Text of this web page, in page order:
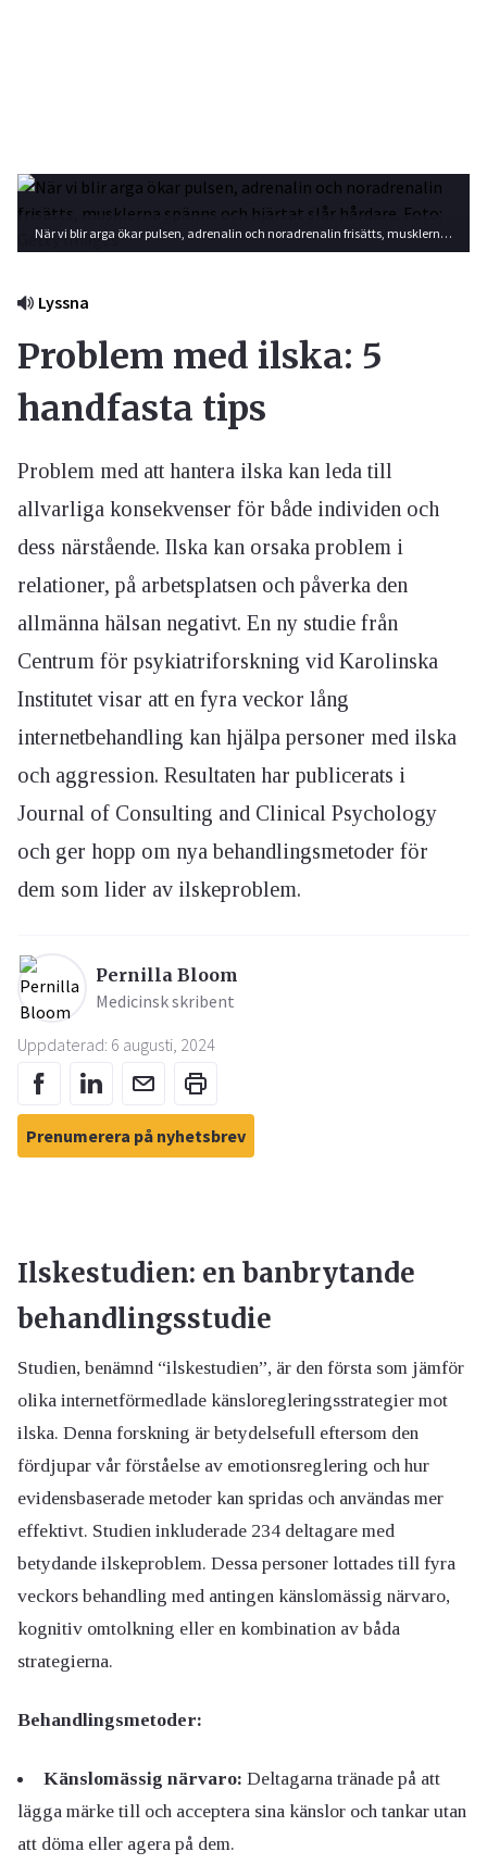
När vi blir arga ökar pulsen, adrenalin och noradrenalin frisätts, musklerna spänns och hjärtat slår hårdare. Foto: Getty Images
Lyssna
Problem med ilska: 5
handfasta tips
Problem med att hantera ilska kan leda till
allvarliga konsekvenser för både individen och
dess närstående. Ilska kan orsaka problem i
relationer, på arbetsplatsen och påverka den
allmänna hälsan negativt. En ny studie från
Centrum för psykiatriforskning vid Karolinska
Institutet visar att en fyra veckor lång
internetbehandling kan hjälpa personer med ilska
och aggression. Resultaten har publicerats i
Journal of Consulting and Clinical Psychology
och ger hopp om nya behandlingsmetoder för
dem som lider av ilskeproblem.
Pernilla Bloom
Medicinsk skribent
Uppdaterad: 6 augusti, 2024
Prenumerera på nyhetsbrev
Ilskestudien: en banbrytande
behandlingsstudie
Studien, benämnd “ilskestudien”, är den första som jämför
olika internetförmedlade känsloregleringsstrategier mot
ilska. Denna forskning är betydelsefull eftersom den
fördjupar vår förståelse av emotionsreglering och hur
evidensbaserade metoder kan spridas och användas mer
effektivt. Studien inkluderade 234 deltagare med
betydande ilskeproblem. Dessa personer lottades till fyra
veckors behandling med antingen känslomässig närvaro,
kognitiv omtolkning eller en kombination av båda
strategierna.
Behandlingsmetoder:
Känslomässig närvaro: Deltagarna tränade på att
lägga märke till och acceptera sina känslor och tankar utan
att döma eller agera på dem.